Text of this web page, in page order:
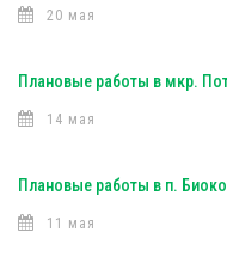
20 мая
Плановые работы в мкр.
14 мая
Плановые работы в п.
11 мая